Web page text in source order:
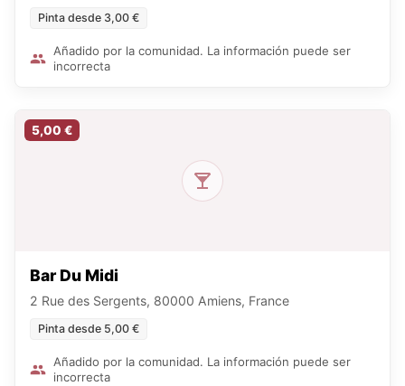
Pinta desde 3,00 €
Añadido por la comunidad. La información puede ser
incorrecta
5,00 €
Bar Du Midi
2 Rue des Sergents, 80000 Amiens, France
Pinta desde 5,00 €
Añadido por la comunidad. La información puede ser
incorrecta